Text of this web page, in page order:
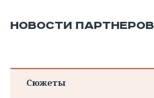
НОВОСТИ ПАРТНЕРОВ
Сюжеты